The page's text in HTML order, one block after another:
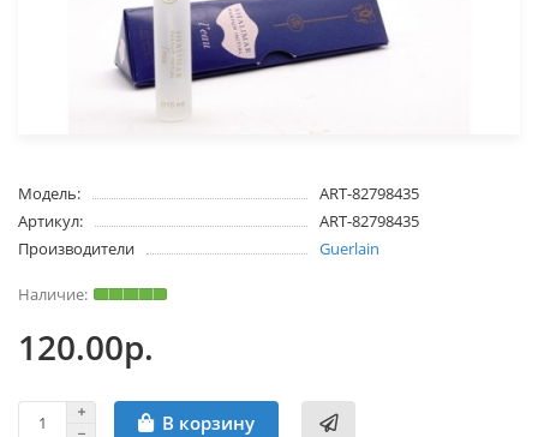
Модель:
ART-82798435
Артикул:
ART-82798435
Производители
Guerlain
120.00р.
В корзину